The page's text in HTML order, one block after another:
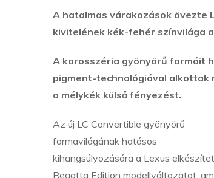
A hatalmas várakozások övezte
kivitelének kék-fehér színvilága
A karosszéria gyönyörű formáit
pigment-technológiával alkottak
a mélykék külső fényezést.
Az új LC Convertible gyönyörű
formavilágának hatásos
kihangsúlyozására a Lexus
Regatta Edition modellváltozatot,